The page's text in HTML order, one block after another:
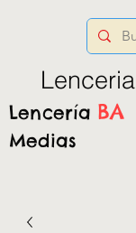
Lencería BA
Medias
Lenceria